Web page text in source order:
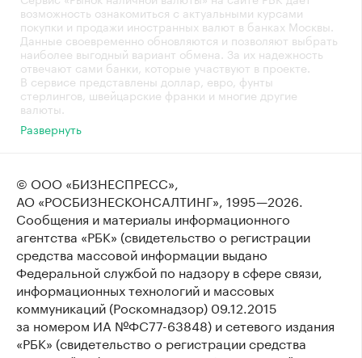
возможность ознакомиться с актуальными курсами
покупки и продажи иностранных валют в банках Москвы.
Данные своевременно обновляются и позволяют выбрать
наиболее выгодный вариант обмена. За их надежность
отвечают сами банки, которые участвуют в проекте.
В сервисе представлены доллар, евро, фунты
стерлингов, швейцарские франки и многие другие
валюты.
Развернуть
© ООО «БИЗНЕСПРЕСС»,
АО «РОСБИЗНЕСКОНСАЛТИНГ», 1995—2026.
Сообщения и материалы информационного
агентства «РБК» (свидетельство о регистрации
средства массовой информации выдано
Федеральной службой по надзору в сфере связи,
информационных технологий и массовых
коммуникаций (Роскомнадзор) 09.12.2015
за номером ИА №ФС77-63848) и сетевого издания
«РБК» (свидетельство о регистрации средства